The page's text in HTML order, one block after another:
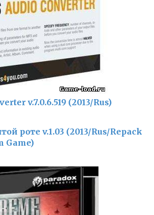
v.7.0.6.519 (2013/Rus)
роте v.1.03 (2013/Rus/Repack
Game)